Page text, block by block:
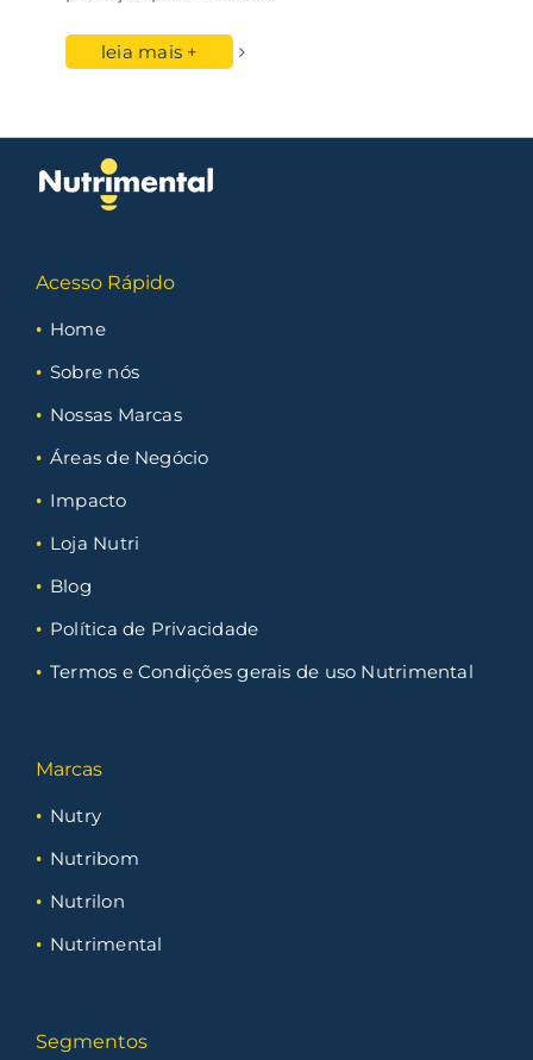
leia mais +
Acesso Rápido
Home
Sobre nós
Nossas Marcas
Áreas de Negócio
Impacto
Loja Nutri
Blog
Política de Privacidade
Termos e Condições gerais de uso Nutrimental
Marcas
Nutry
Nutribom
Nutrilon
Nutrimental
Segmentos